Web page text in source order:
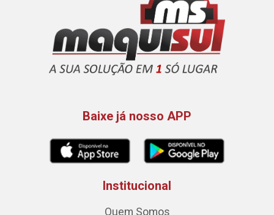
Baixe já nosso APP
Institucional
Quem Somos